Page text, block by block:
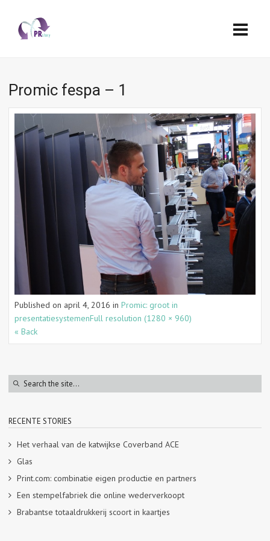
Promic fespa – 1
Published on april 4, 2016 in Promic: groot in
presentatiesystemenFull resolution (1280 × 960)
« Back
RECENTE STORIES
Het verhaal van de katwijkse Coverband ACE
Glas
Print.com: combinatie eigen productie en partners
Een stempelfabriek die online wederverkoopt
Brabantse totaaldrukkerij scoort in kaartjes